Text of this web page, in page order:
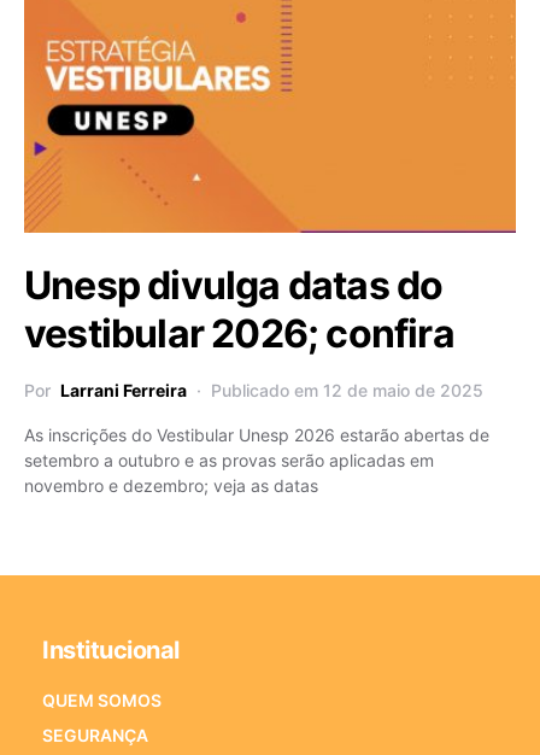
Unesp divulga datas do
vestibular 2026; confira
Por Larrani Ferreira Publicado em 12 de maio de 2025
As inscrições do Vestibular Unesp 2026 estarão abertas de
setembro a outubro e as provas serão aplicadas em
novembro e dezembro; veja as datas
Institucional
QUEM SOMOS
SEGURANÇA